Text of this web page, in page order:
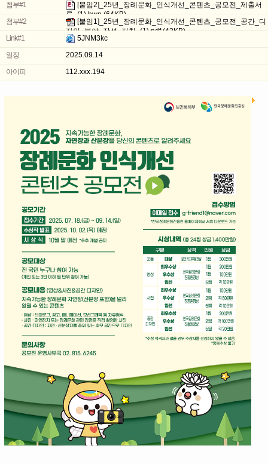
첨부#1
[붙임2]_25년_장례문화_인식개선_콘텐츠_공모전_제출서
류_(1).hwp (64KB)
첨부#2
[붙임1]_25년_장례문화_인식개선_콘텐츠_공모전_공간_디
자인_분야_작성_지침_(1).pdf(43KB)
Link#1
5JNM3kc
일정
2025.09.14
아이피
112.xxx.194